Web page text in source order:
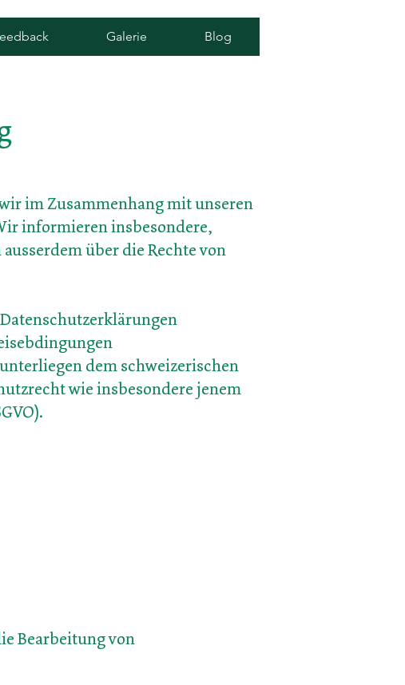
Galerie Blog
im Zusammenhangmit unseren
informieren insbesondere,
über die Rechte von
dem schweizerischen
wie insbesondere jenem
Bearbeitung von